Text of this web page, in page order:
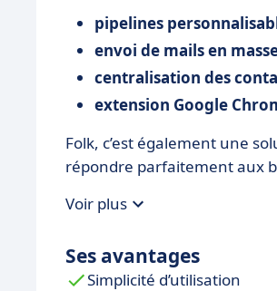
pipelines
envoi de mails en
centralisation des
extension Google
Folk, c’est également une
répondre parfaitement aux
Voir plus
Ses avantages
Simplicité d’utilisation